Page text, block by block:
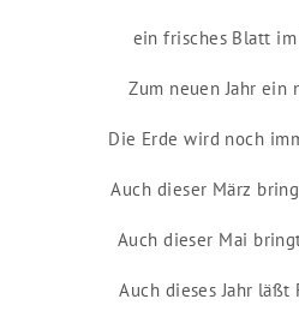
ein frisches Blatt im
Zum neuen Jahr ein
Die Erde wird noch
Auch dieser März
Auch dieser Mai
Auch dieses Jahr läßt